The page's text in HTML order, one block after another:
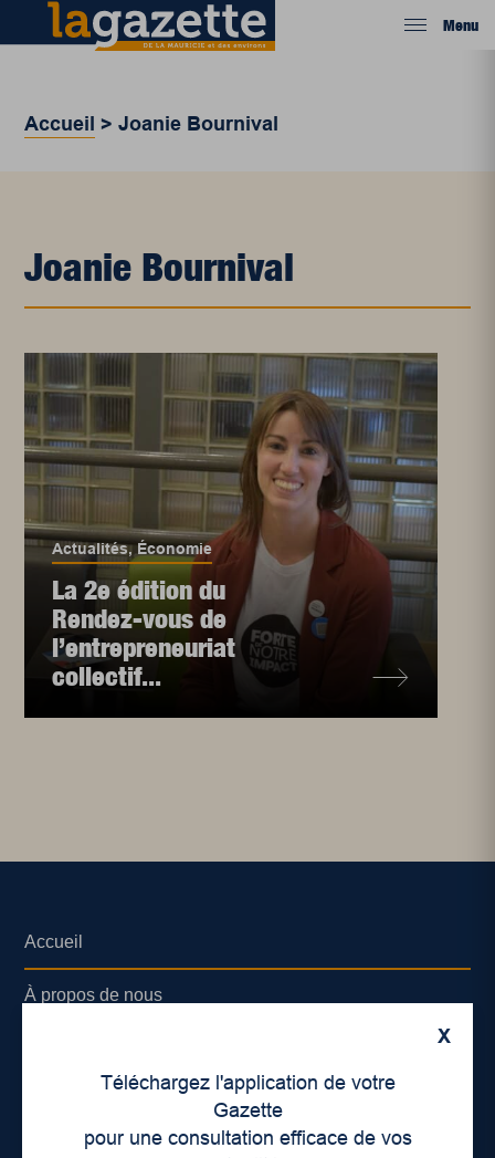
Menu
Accueil >Joanie Bournival
Joanie Bournival
Actualités, Économie
La 2e édition du
Rendez-vous de
l’entrepreneuriat
collectif...
X
Téléchargez l'application de votre
Gazette
pour une consultation efficace de vos
Accueil
À propos de nous
Lieux de distribution